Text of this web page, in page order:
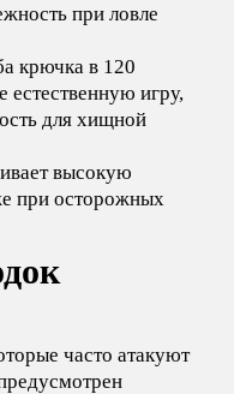
при ловле
крючка в 120
естественную игру,
для хищной
высокую
при осторожных
часто атакуют